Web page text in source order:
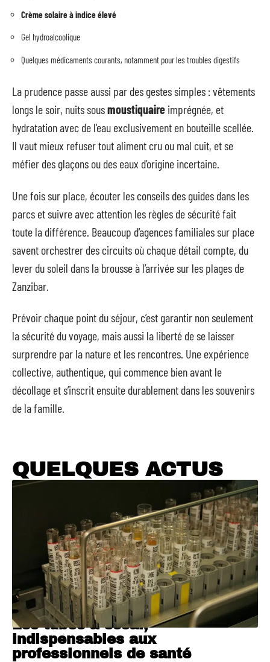
Crème solaire à indice élevé
Gel hydroalcoolique
Quelques médicaments courants, notamment pour les troubles digestifs
La prudence passe aussi par des gestes simples : vêtements
longs le soir, nuits sousmoustiquaire imprégnée, et
hydratation avec de l’eau exclusivement en bouteille scellée.
Il vaut mieux refuser tout aliment cru ou mal cuit, et se
méfier des glaçons ou des eaux d’origine incertaine.
Une fois sur place, écouter les conseils des guides dans les
parcs et suivre avec attention les règles de sécurité fait
toute la différence. Beaucoup d’agences familiales sur place
savent orchestrer des circuits où chaque détail compte, du
lever du soleil dans la brousse à l’arrivée sur les plages de
Zanzibar.
Prévoir chaque point du séjour, c’est garantir non seulement
la sécurité du voyage, mais aussi la liberté de se laisser
surprendre par la nature et les rencontres. Une expérience
collective, authentique, qui commence bien avant le
décollage et s’inscrit ensuite durablement dans les souvenirs
de la famille.
QUELQUES ACTUS
Les tubes à essai,
indispensables aux
professionnels de santé